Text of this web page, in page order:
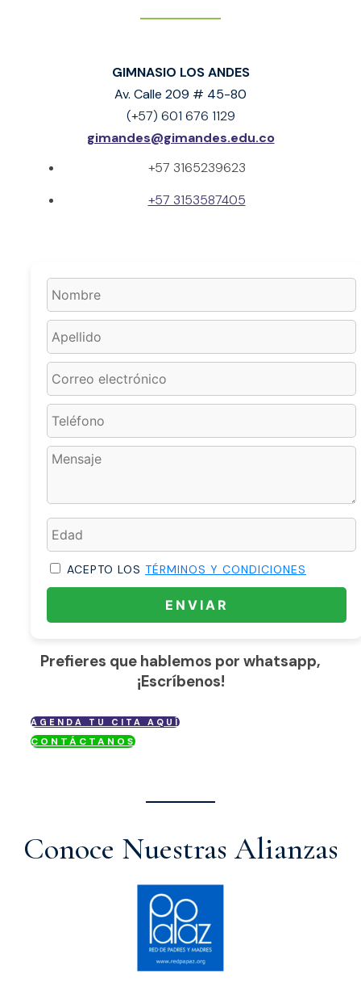
GIMNASIO LOS ANDES
Av. Calle 209 # 45-80
(+57) 601 676 1129
gimandes@gimandes.edu.co
+57 3165239623
+57 3153587405
ACEPTO LOS TÉRMINOS Y CONDICIONES
ENVIAR
Prefieres que hablemos por whatsapp,
¡Escríbenos!
AGENDA TU CITA AQUÍ
CONTÁCTANOS
Conoce Nuestras Alianzas